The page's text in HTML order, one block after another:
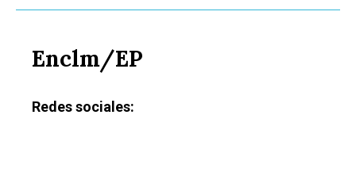
Enclm/EP
Redes sociales: